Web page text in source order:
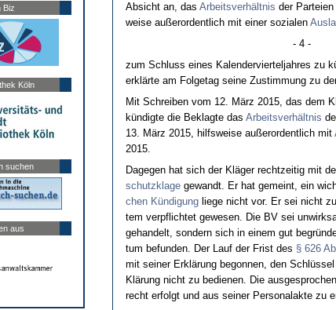
Biz
Köln
suchen
aus
Ab­sicht an, das Ar­beits­verhält­nis der
wei­se außer­or­dent­lich mit ei­ner so­zia­len
- 4 -
zum Schluss ei­nes Ka­len­der­vier­tel­jah­res zu
erklärte am Fol­ge­tag sei­ne Zu­stim­mung zu
Mit Schrei­ben vom 12. März 2015, das dem
kündig­te die Be­klag­te das Ar­beits­verhält­nis
13. März 2015, hilfs­wei­se außer­or­dent­lich mit
2015.
Da­ge­gen hat sich der Kläger recht­zei­tig mit
schutz­kla­gege­wandt. Er hat ge­meint, ein
chen Kündi­gunglie­ge nicht vor. Er sei nicht
tem ver­pflich­tet ge­we­sen. Die BV sei
ge­han­delt, son­dern sich in ei­nem gut
tum be­fun­den. Der Lauf der Frist des § 626
mit sei­ner Erklärung be­gon­nen, den
Klärung nicht zu be­die­nen. Die
recht er­folgt und aus sei­ner Per­so­nal­ak­te zu